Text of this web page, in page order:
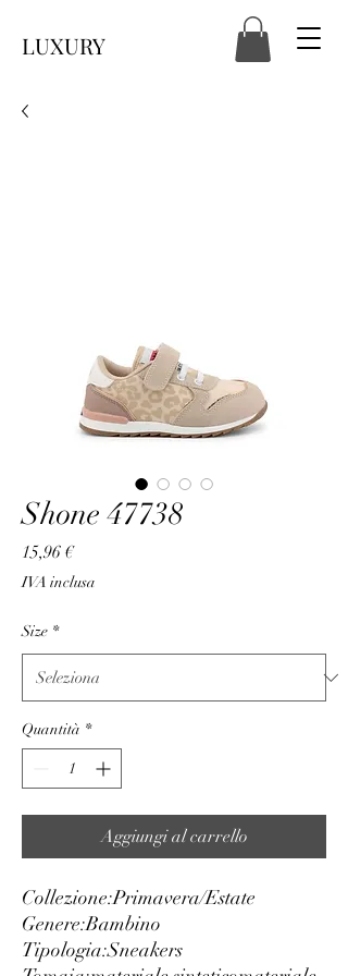
LUXURY
Shone 47738
15,96 €Prezzo
IVA inclusa
Size *
Quantità *
Aggiungi al carrello
Collezione:Primavera/Estate
Genere:Bambino
Tipologia:Sneakers